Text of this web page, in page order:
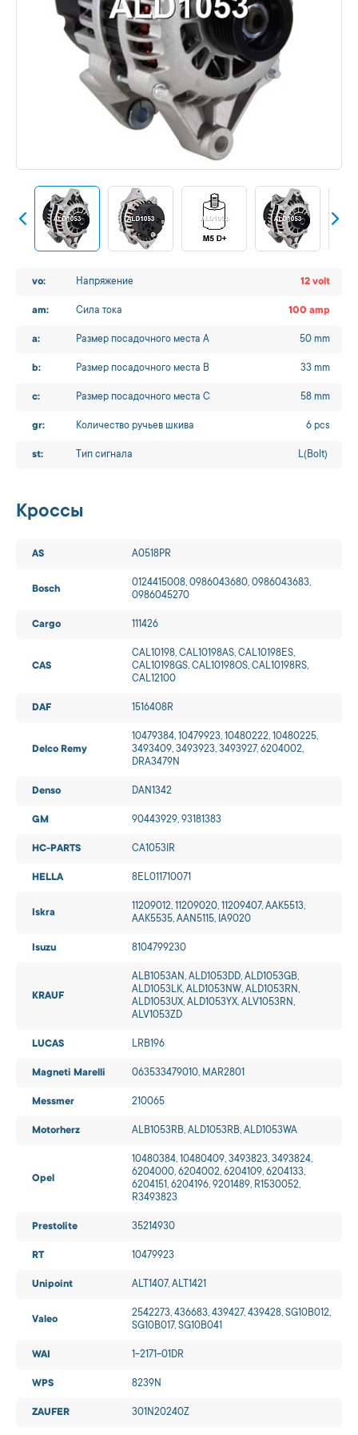
vo: Напряжение 12 volt
am: Сила тока 100 amp
a: Размер посадочного места A 50 mm
b: Размер посадочного места B 33 mm
c: Размер посадочного места C 58 mm
gr: Количество ручьев шкива 6 pcs
st: Тип сигнала L(Bolt)
Кроссы
AS A0518PR
Bosch
0124415008, 0986043680, 0986043683,
0986045270
Cargo 111426
CAS
CAL10198, CAL10198AS, CAL10198ES,
CAL10198GS, CAL10198OS, CAL10198RS,
CAL12100
DAF 1516408R
Delco Remy
10479384, 10479923, 10480222, 10480225,
3493409, 3493923, 3493927, 6204002,
DRA3479N
Denso DAN1342
GM 90443929, 93181383
HC-PARTS CA1053IR
HELLA 8EL011710071
Iskra
11209012, 11209020, 11209407, AAK5513,
AAK5535, AAN5115, IA9020
Isuzu 8104799230
KRAUF
ALB1053AN, ALD1053DD, ALD1053GB,
ALD1053LK, ALD1053NW, ALD1053RN,
ALD1053UX, ALD1053YX, ALV1053RN,
ALV1053ZD
LUCAS LRB196
Magneti Marelli 063533479010, MAR2801
Messmer 210065
Motorherz ALB1053RB, ALD1053RB, ALD1053WA
Opel
10480384, 10480409, 3493823, 3493824,
6204000, 6204002, 6204109, 6204133,
6204151, 6204196, 9201489, R1530052,
R3493823
Prestolite 35214930
RT 10479923
Unipoint ALT1407, ALT1421
Valeo
2542273, 436683, 439427, 439428, SG10B012,
SG10B017, SG10B041
WAI 1-2171-01DR
WPS 8239N
ZAUFER 301N20240Z